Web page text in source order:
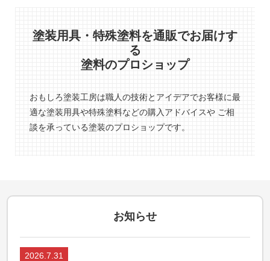
塗装用具・特殊塗料を通販でお届けす
る
塗料のプロショップ
おもしろ塗装工房は職人の技術とアイデアでお客様に最
適な塗装用具や特殊塗料などの購入アドバイスや ご相
談を承っている塗装のプロショップです。
お知らせ
2026.7.31